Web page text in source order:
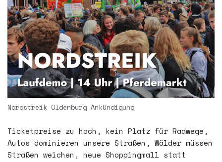
Nordstreik Oldenburg Ankündigung
Ticketpreise zu hoch, kein Platz für Radwege,
Autos dominieren unsere Straßen, Wälder müssen
Straßen weichen, neue Shoppingmall statt